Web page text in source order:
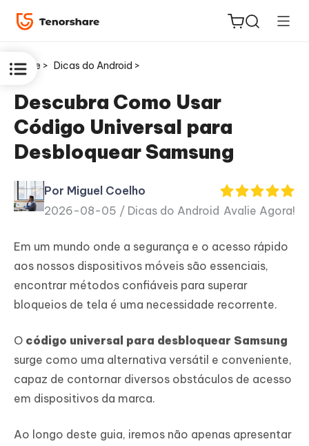
ReiBoot
for iOS
PDNob
PDF
Novo
iAnyGo
Home > Dicas do Android >
Descubra Como Usar
Código Universal para
Desbloquear Samsung
Por Miguel Coelho
2026-08-05 / Dicas do Android Avalie Agora!
Em um mundo onde a segurança e o acesso rápido
aos nossos dispositivos móveis são essenciais,
encontrar métodos confiáveis para superar
bloqueios de tela é uma necessidade recorrente.
O código universal para desbloquear Samsung
surge como uma alternativa versátil e conveniente,
capaz de contornar diversos obstáculos de acesso
em dispositivos da marca.
Ao longo deste guia, iremos não apenas apresentar